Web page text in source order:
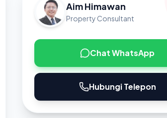
Aim Himawan
Property Consultant
Chat WhatsApp
Hubungi Telepon